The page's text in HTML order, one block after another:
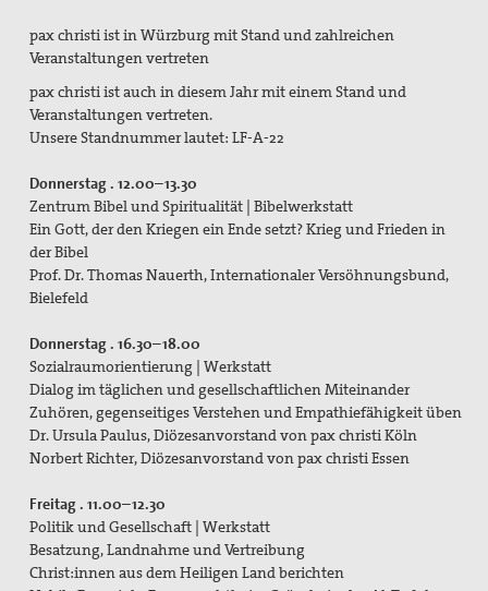
Publikationen
pax info
Newsletter
Der Heilige Martin
Weiteres
Friedensbildung
Netzwerk Friedensbildung Baden-Württemberg
Referent für Friedensbildung
Materialien zur Friedensbildung
Texte & Thesen
Atomwaffen
pax christi ist in Würzburg mit Stand und zahlreichen
Veranstaltungen vertreten
pax christi ist auch in diesem Jahr mit einem Stand und
Veranstaltungen vertreten.
Unsere Standnummer lautet: LF-A-22
Donnerstag . 12.00–13.30
Zentrum Bibel und Spiritualität | Bibelwerkstatt
Ein Gott, der den Kriegen ein Ende setzt? Krieg und Frieden in
der Bibel
Prof. Dr. Thomas Nauerth, Internationaler Versöhnungsbund,
Bielefeld
Donnerstag . 16.30–18.00
Sozialraumorientierung | Werkstatt
Dialog im täglichen und gesellschaftlichen Miteinander
Zuhören, gegenseitiges Verstehen und Empathiefähigkeit üben
Dr. Ursula Paulus, Diözesanvorstand von pax christi Köln
Norbert Richter, Diözesanvorstand von pax christi Essen
Freitag . 11.00–12.30
Politik und Gesellschaft | Werkstatt
Besatzung, Landnahme und Vertreibung
Christ:innen aus dem Heiligen Land berichten